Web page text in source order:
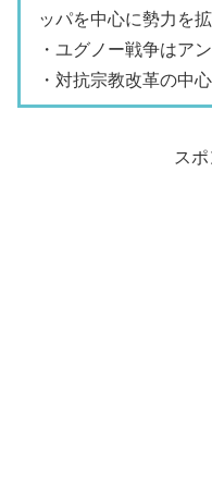
ッパを中心に勢力を
・ユグノー戦争はア
・対抗宗教改革の中
ス